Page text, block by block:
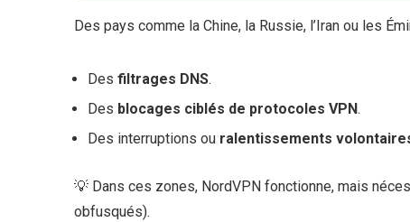
Des pays comme la Chine, la Russie, l’Iran ou les
Des filtrages DNS.
Des blocages ciblés de protocoles VPN.
Des interruptions ou ralentissements
💡 Dans ces zones, NordVPN fonctionne, mais
obfusqués).